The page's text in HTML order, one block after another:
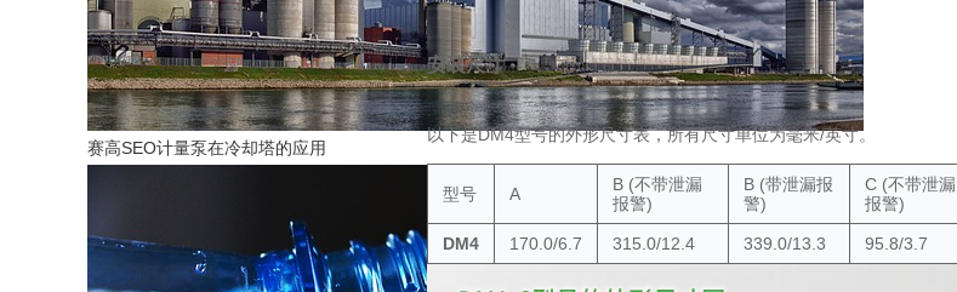
赛高SEO计量泵在冷却塔的应用
安装尺寸
以下是DM4型号的外形尺寸表，所有尺寸单位为毫米/英寸。
型号 A
B (不带泄漏
报警)
B (带泄漏报
警)
C (不带泄漏
报警)
DM4 170.0/6.7 315.0/12.4 339.0/13.3 95.8/3.7